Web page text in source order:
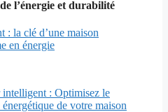
l’énergie et durabilité
: la clé d’une maison
en énergie
intelligent : Optimisez le
de votre maison